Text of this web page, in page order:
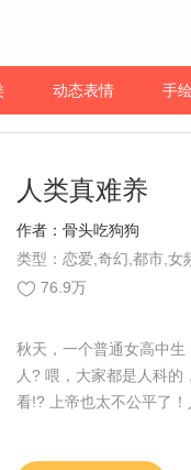
动态表情 手
人类真难养
作者： 骨头吃狗狗
类型：恋爱,奇幻,都市,女
76.9万
秋天，一个普通女高中生，睡一觉醒
人? 喂，大家都是人科
看!? 上帝也太不公平了